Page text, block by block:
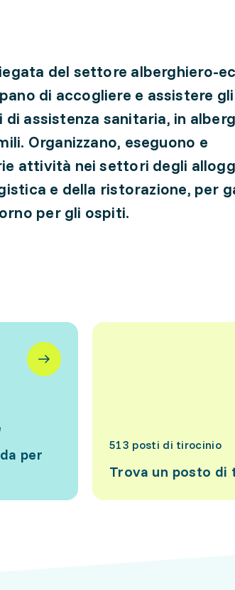
del settore alberghiero-
di accogliere e assistere
di assistenza sanitaria, in
Organizzano, eseguono e
attività nei settori degli
e della ristorazione, per
per gli ospiti.
per
513 posti di tirocinio
Trova un posto di